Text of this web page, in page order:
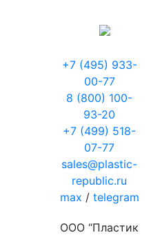
+7 (495) 933-
00-77
8 (800) 100-
93-20
+7 (499) 518-
07-77
sales@plastic-
republic.ru
max / telegram
ООО “Пластик